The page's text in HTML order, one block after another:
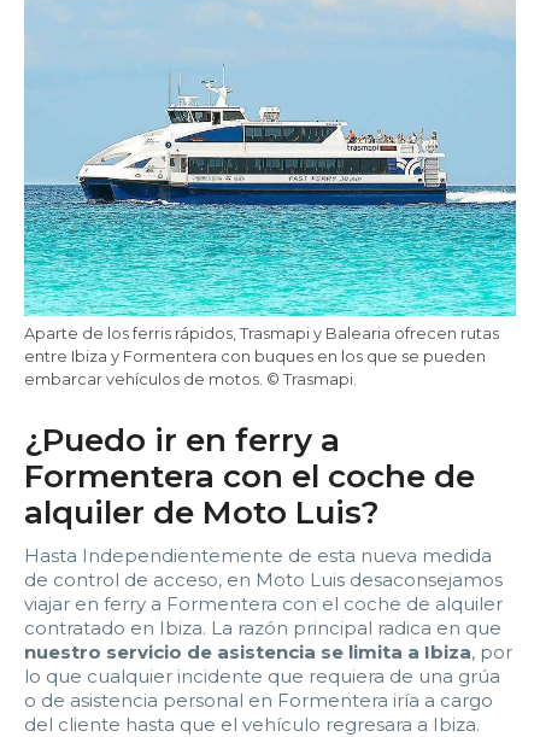
Aparte de los ferris rápidos, Trasmapi y Balearia ofrecen rutas
entre Ibiza y Formentera con buques en los que se pueden
embarcar vehículos de motos. © Trasmapi.
¿Puedo ir en ferry a
Formentera con el coche de
alquiler de Moto Luis?
Hasta Independientemente de esta nueva medida
de control de acceso, en Moto Luis desaconsejamos
viajar en ferry a Formentera con el coche de alquiler
contratado en Ibiza. La razón principal radica en que
nuestro servicio de asistencia se limita a Ibiza, por
lo que cualquier incidente que requiera de una grúa
o de asistencia personal en Formentera iría a cargo
del cliente hasta que el vehículo regresara a Ibiza.